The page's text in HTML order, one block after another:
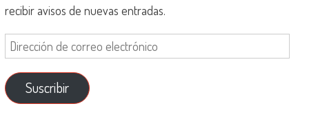
recibir avisos de nuevas entradas.
Suscribir